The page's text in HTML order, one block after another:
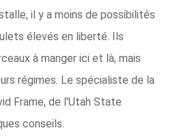
il y a moins de possibilités
élevés en liberté. Ils
à manger ici et là, mais
régimes. Le spécialiste de la
Frame, de l'Utah State
conseils.